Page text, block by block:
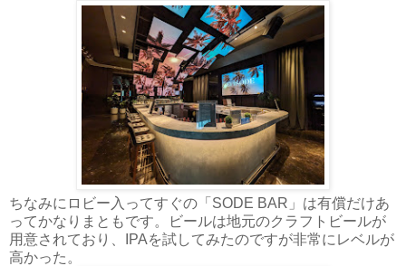
ちなみにロビー入ってすぐの「SODE BAR」は有償だけあ
ってかなりまともです。ビールは地元のクラフトビールが
用意されており、IPAを試してみたのですが非常にレベルが
高かった。